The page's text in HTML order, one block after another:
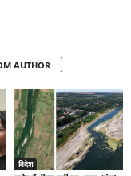
AUTHOR
विदेश